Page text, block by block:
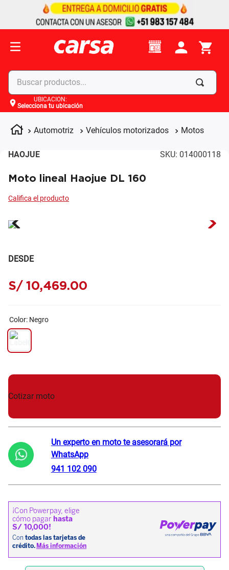
Buscar productos...
UBICACIÓN:
Selecciona tu ubicación
Automotriz Vehículos motorizados Motos
HAOJUE SKU: 014000118
Moto lineal Haojue DL 160
DESDE
S/ 10,469.00
Color: Negro
Cotizar moto
Un experto en moto te asesorará por
WhatsApp
941 102 090
Términos más buscados
celulares
4. apple